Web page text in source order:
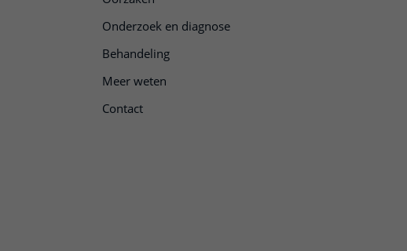
Onderzoek en diagnose
Behandeling
Meer weten
Contact